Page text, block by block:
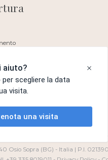
Osio Sopra (BG) - Italia | P.I.